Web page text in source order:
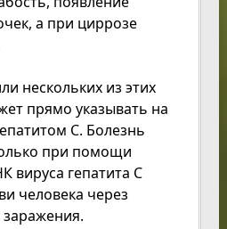
а при циррозе
нескольких из этих
прямо указывать на
С. Болезнь
при помощи
вируса гепатита С
человека через